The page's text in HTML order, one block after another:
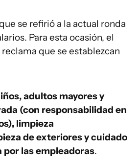
se refirió a la actual ronda
Para esta ocasión, el
reclama que se establezcan
adultos mayores y
(con responsabilidad en
limpieza
de exteriores y cuidado
por las empleadoras.